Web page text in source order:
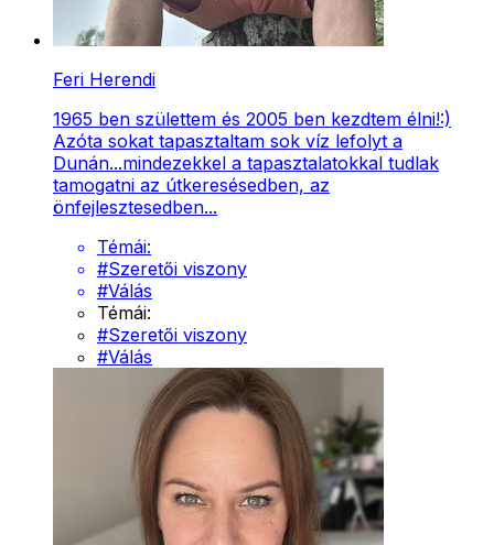
Feri Herendi
1965 ben születtem és 2005 ben kezdtem élni!:)
Azóta sokat tapasztaltam sok víz lefolyt a
Dunán...mindezekkel a tapasztalatokkal tudlak
tamogatni az útkeresésedben, az
önfejlesztesedben...
Témái:
#Szeretői viszony
#Válás
Témái:
#Szeretői viszony
#Válás